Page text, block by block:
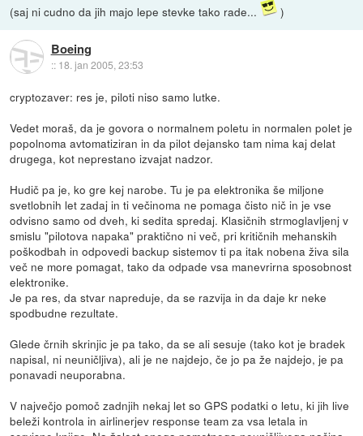
(saj ni cudno da jih majo lepe stevke tako rade...
)
Boeing
:: 18. jan 2005, 23:53
cryptozaver: res je, piloti niso samo lutke.
Vedet moraš, da je govora o normalnem poletu in normalen polet je
popolnoma avtomatiziran in da pilot dejansko tam nima kaj delat
drugega, kot neprestano izvajat nadzor.
Hudič pa je, ko gre kej narobe. Tu je pa elektronika še miljone
svetlobnih let zadaj in ti večinoma ne pomaga čisto nič in je vse
odvisno samo od dveh, ki sedita spredaj. Klasičnih strmoglavljenj v
smislu "pilotova napaka" praktično ni več, pri kritičnih mehanskih
poškodbah in odpovedi backup sistemov ti pa itak nobena živa sila
več ne more pomagat, tako da odpade vsa manevrirna sposobnost
elektronike.
Je pa res, da stvar napreduje, da se razvija in da daje kr neke
spodbudne rezultate.
Glede črnih skrinjic je pa tako, da se ali sesuje (tako kot je bradek
napisal, ni neuničljiva), ali je ne najdejo, če jo pa že najdejo, je pa
ponavadi neuporabna.
V največjo pomoč zadnjih nekaj let so GPS podatki o letu, ki jih live
beleži kontrola in airlinerjev response team za vsa letala in